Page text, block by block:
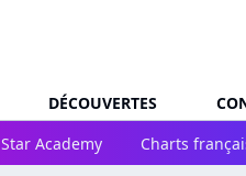
DÉCOUVERTES
Star Academy Charts